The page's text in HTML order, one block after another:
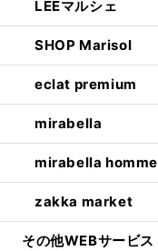
LEEマルシェ
SHOP Marisol
eclat premium
mirabella
mirabella homme
zakka market
その他WEBサービス